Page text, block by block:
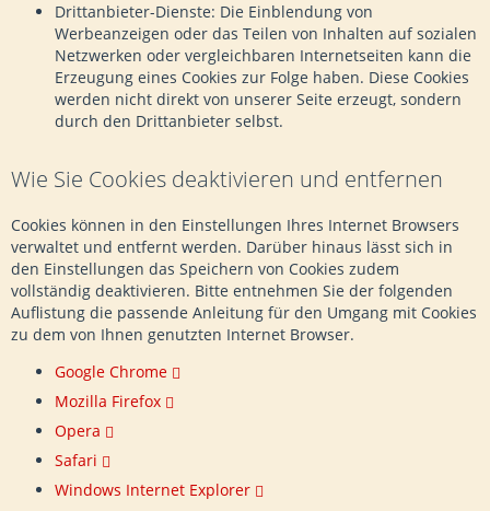
Drittanbieter-Dienste: Die Einblendung von
Werbeanzeigen oder das Teilen von Inhalten auf sozialen
Netzwerken oder vergleichbaren Internetseiten kann die
Erzeugung eines Cookies zur Folge haben. Diese Cookies
werden nicht direkt von unserer Seite erzeugt, sondern
durch den Drittanbieter selbst.
Wie Sie Cookies deaktivieren und entfernen
Cookies können in den Einstellungen Ihres Internet Browsers
verwaltet und entfernt werden. Darüber hinaus lässt sich in
den Einstellungen das Speichern von Cookies zudem
vollständig deaktivieren. Bitte entnehmen Sie der folgenden
Auflistung die passende Anleitung für den Umgang mit Cookies
zu dem von Ihnen genutzten Internet Browser.
Google Chrome
Mozilla Firefox
Opera
Safari
Windows Internet Explorer